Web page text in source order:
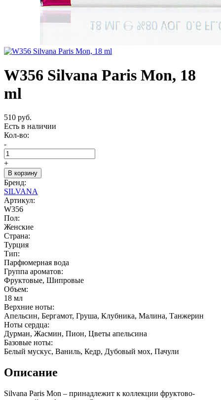
W356 Silvana Paris Mon, 18
ml
510 руб.
Есть в наличии
Кол-во:
-
+
В корзину
Бренд:
SILVANA
Артикул:
W356
Пол:
Женские
Страна:
Турция
Тип:
Парфюмерная вода
Группа ароматов:
Фруктовые, Шипровые
Объем:
18 мл
Верхние ноты:
Апельсин, Бергамот, Груша, Клубника, Малина, Танжерин
Ноты сердца:
Дурман, Жасмин, Пион, Цветы апельсина
Базовые ноты:
Белый мускус, Ваниль, Кедр, Дубовый мох, Пачули
Описание
Silvana Paris Mon – принадлежит к коллекции фруктово-